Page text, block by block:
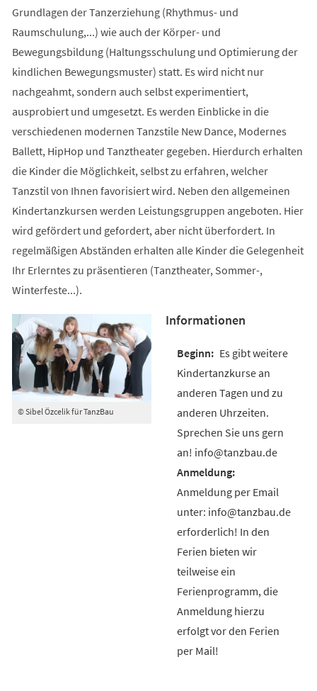
Grundlagen der Tanzerziehung (Rhythmus- und
Raumschulung,...) wie auch der Körper- und
Bewegungsbildung (Haltungsschulung und Optimierung der
kindlichen Bewegungsmuster) statt. Es wird nicht nur
nachgeahmt, sondern auch selbst experimentiert,
ausprobiert und umgesetzt. Es werden Einblicke in die
verschiedenen modernen Tanzstile New Dance, Modernes
Ballett, HipHop und Tanztheater gegeben. Hierdurch erhalten
die Kinder die Möglichkeit, selbst zu erfahren, welcher
Tanzstil von Ihnen favorisiert wird. Neben den allgemeinen
Kindertanzkursen werden Leistungsgruppen angeboten. Hier
wird gefördert und gefordert, aber nicht überfordert. In
regelmäßigen Abständen erhalten alle Kinder die Gelegenheit
Ihr Erlerntes zu präsentieren (Tanztheater, Sommer-,
Winterfeste...).
© Sibel Özcelik für TanzBau
Informationen
Es gibt weitere
Kindertanzkurse an
anderen Tagen und zu
anderen Uhrzeiten.
Sprechen Sie uns gern
an! info@tanzbau.de
Anmeldung per Email
unter: info@tanzbau.de
erforderlich! In den
Ferien bieten wir
teilweise ein
Ferienprogramm, die
Anmeldung hierzu
erfolgt vor den Ferien
per Mail!